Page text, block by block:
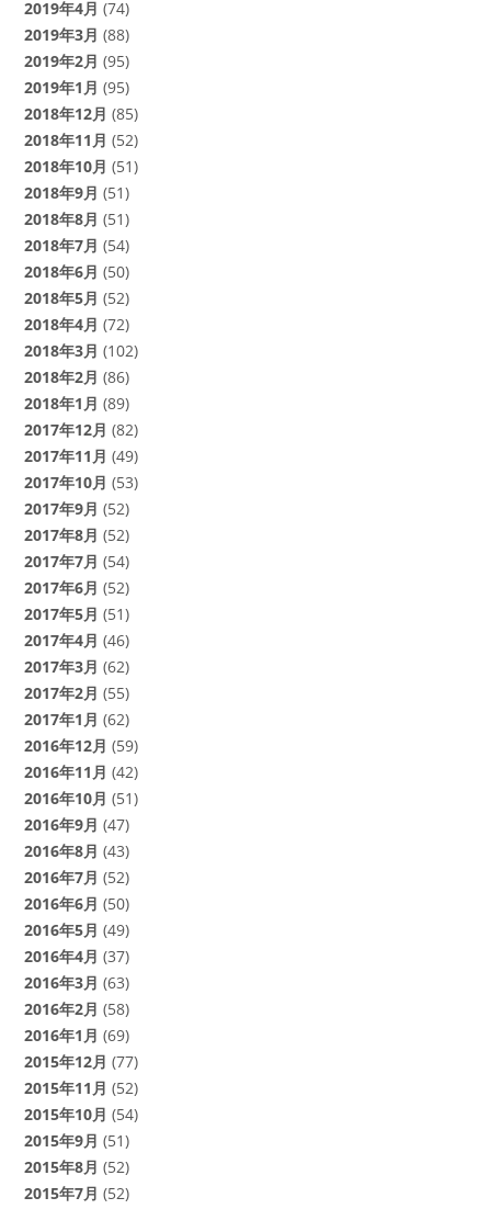
2019年4月 (74)
2019年3月 (88)
2019年2月 (95)
2019年1月 (95)
2018年12月 (85)
2018年11月 (52)
2018年10月 (51)
2018年9月 (51)
2018年8月 (51)
2018年7月 (54)
2018年6月 (50)
2018年5月 (52)
2018年4月 (72)
2018年3月 (102)
2018年2月 (86)
2018年1月 (89)
2017年12月 (82)
2017年11月 (49)
2017年10月 (53)
2017年9月 (52)
2017年8月 (52)
2017年7月 (54)
2017年6月 (52)
2017年5月 (51)
2017年4月 (46)
2017年3月 (62)
2017年2月 (55)
2017年1月 (62)
2016年12月 (59)
2016年11月 (42)
2016年10月 (51)
2016年9月 (47)
2016年8月 (43)
2016年7月 (52)
2016年6月 (50)
2016年5月 (49)
2016年4月 (37)
2016年3月 (63)
2016年2月 (58)
2016年1月 (69)
2015年12月 (77)
2015年11月 (52)
2015年10月 (54)
2015年9月 (51)
2015年8月 (52)
2015年7月 (52)